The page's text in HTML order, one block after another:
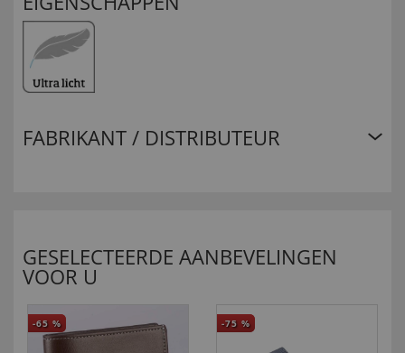
FABRIKANT / DISTRIBUTEUR
GESELECTEERDE AANBEVELINGEN
VOOR U
-65 % -75 %